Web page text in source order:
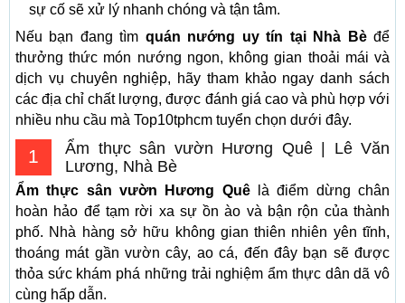
sự cố sẽ xử lý nhanh chóng và tận tâm.
Nếu bạn đang tìm quán nướng uy tín tại Nhà Bèđể
thưởng thức món nướng ngon, không gian thoải mái và
dịch vụ chuyên nghiệp, hãy tham khảo ngay danh sách
các địa chỉ chất lượng, được đánh giá cao và phù hợp với
nhiều nhu cầu mà Top10tphcm tuyển chọn dưới đây.
1
Ẩm thực sân vườn Hương Quê | Lê Văn
Lương, Nhà Bè
Ẩm thực sân vườn Hương Quêlà điểm dừng chân
hoàn hảo để tạm rời xa sự ồn ào và bận rộn của thành
phố. Nhà hàng sở hữu không gian thiên nhiên yên tĩnh,
thoáng mát gần vườn cây, ao cá, đến đây bạn sẽ được
thỏa sức khám phá những trải nghiệm ẩm thực dân dã vô
cùng hấp dẫn.